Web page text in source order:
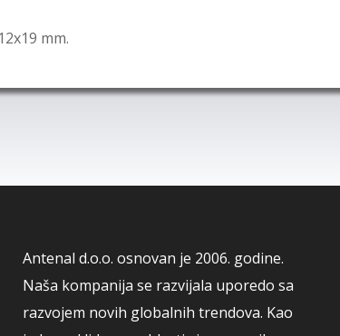
mm.
Antenal d.o.o. osnovan je 2006. godine.
Naša kompanija se razvijala uporedo sa
razvojem novih globalnih trendova. Kao